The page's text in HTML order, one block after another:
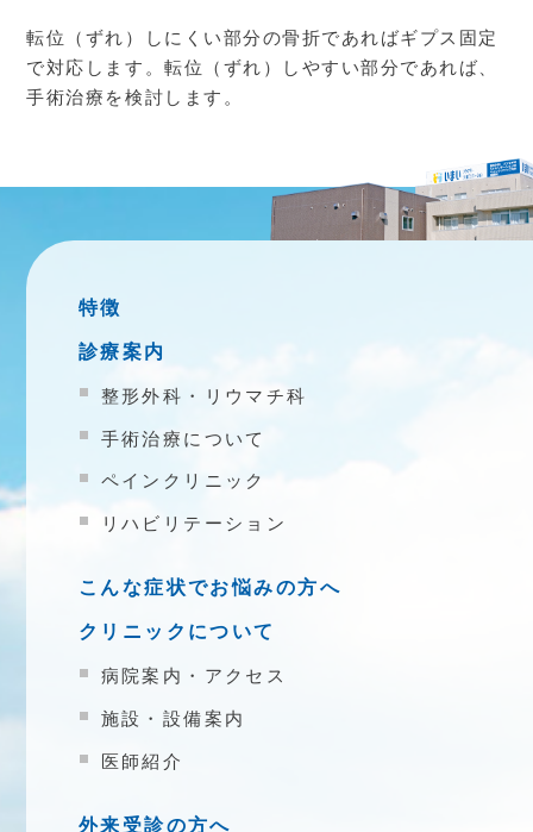
転位（ずれ）しにくい部分の骨折であればギプス固定
で対応します。転位（ずれ）しやすい部分であれば、
手術治療を検討します。
特徴
診療案内
整形外科・リウマチ科
手術治療について
ペインクリニック
リハビリテーション
こんな症状でお悩みの方へ
クリニックについて
病院案内・アクセス
施設・設備案内
医師紹介
外来受診の方へ